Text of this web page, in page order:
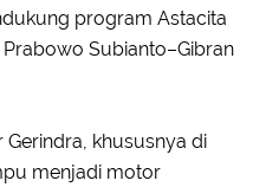
program Astacita
Subianto–Gibran
Gerindra, khususnya di
menjadi motor